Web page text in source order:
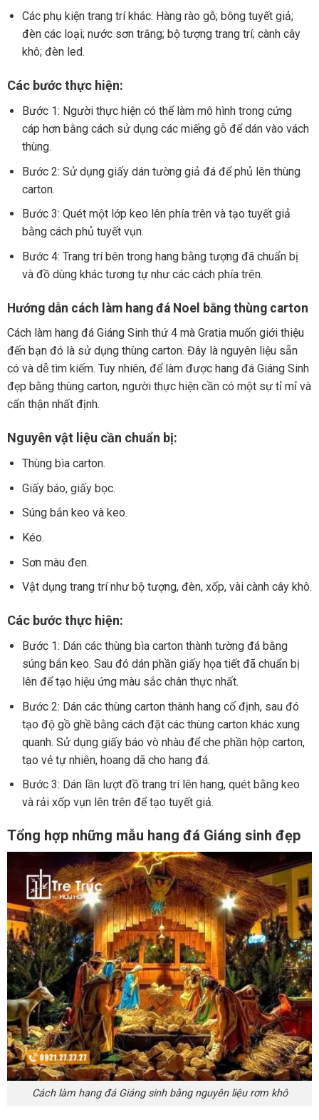
Các phụ kiện trang trí khác: Hàng rào gỗ; bông tuyết giả;
đèn các loại; nước sơn trắng; bộ tượng trang trí; cành cây
khô; đèn led.
Các bước thực hiện:
Bước 1: Người thực hiện có thể làm mô hình trong cứng
cáp hơn bằng cách sử dụng các miếng gỗ để dán vào vách
thùng.
Bước 2: Sử dụng giấy dán tường giả đá để phủ lên thùng
carton.
Bước 3: Quét một lớp keo lên phía trên và tạo tuyết giả
bằng cách phủ tuyết vụn.
Bước 4: Trang trí bên trong hang bằng tượng đã chuẩn bị
và đồ dùng khác tương tự như các cách phía trên.
Hướng dẫn cách làm hang đá Noel bằng thùng carton
Cách làm hang đá Giáng Sinh thứ 4 mà Gratia muốn giới thiệu
đến bạn đó là sử dụng thùng carton. Đây là nguyên liệu sẵn
có và dễ tìm kiếm. Tuy nhiên, để làm được hang đá Giáng Sinh
đẹp bằng thùng carton, người thực hiện cần có một sự tỉ mỉ và
cẩn thận nhất định.
Nguyên vật liệu cần chuẩn bị:
Thùng bìa carton.
Giấy báo, giấy bọc.
Súng bắn keo và keo.
Kéo.
Sơn màu đen.
Vật dụng trang trí như bộ tượng, đèn, xốp, vài cành cây khô.
Các bước thực hiện:
Bước 1: Dán các thùng bìa carton thành tường đá bằng
súng bắn keo. Sau đó dán phần giấy họa tiết đã chuẩn bị
lên để tạo hiệu ứng màu sắc chân thực nhất.
Bước 2: Dán các thùng carton thành hang cố định, sau đó
tạo độ gồ ghề bằng cách đặt các thùng carton khác xung
quanh. Sử dụng giấy báo vò nhàu để che phần hộp carton,
tạo vẻ tự nhiên, hoang dã cho hang đá.
Bước 3: Dán lần lượt đồ trang trí lên hang, quét bằng keo
và rải xốp vụn lên trên để tạo tuyết giả.
Tổng hợp những mẫu hang đá Giáng sinh đẹp
Cách làm hang đá Giáng sinh bằng nguyên liệu rơm khô